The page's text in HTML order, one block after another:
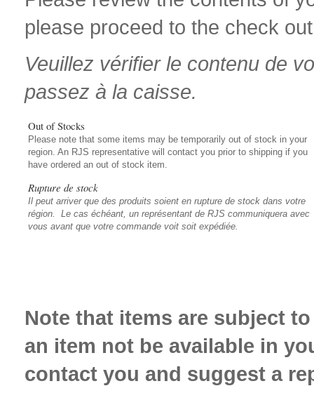
please proceed to the check
Veuillez vérifier le contenu de
passez à la caisse.
Out of Stocks
Please note that some items may be temporarily out of stock in your
region. An RJS representative will contact you prior to shipping if you
have ordered an out of stock item.
Rupture de stock
Il peut arriver que des produits soient en rupture de stock dans votre
région. Le cas échéant, un représentant de RJS communiquera avec
vous avant que votre commande voit soit expédiée.
Note that items are subject
an item not be available in
contact you and suggest a